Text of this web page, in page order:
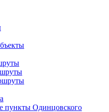
пункты Одинцовского